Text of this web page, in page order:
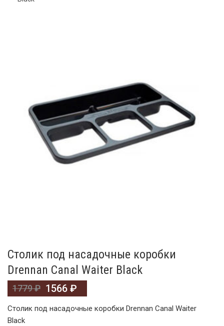
Столик под насадочные коробки
Drennan Canal Waiter Black
1779₽ 1566 ₽
Столик под насадочные коробки Drennan Canal Waiter
Black